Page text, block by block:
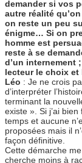
demander si vos
autre réalité
on reste un peu
énigme… Si on
homme est
reste à se
d’un internement
lecteur le choix et
Léo : Je ne crois
d’interpréter
terminant la
existe ». Si j’ai
temps et aucune
proposées mais il
façon définitive.
Cette démarche
cherche moins à